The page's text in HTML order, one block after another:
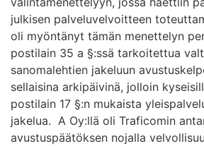
julkisen palveluvelvoitteen
oli myöntänyt tämän menettelyn
postilain 35 a §:ssä tarkoitettua
sanomalehtien jakeluun
sellaisina arkipäivinä, jolloin
postilain 17 §:n mukaista
jakelua. A Oy:llä oli Traficomin
avustuspäätöksen nojalla